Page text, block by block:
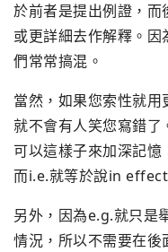
於前者是提出例證，而
或更詳細去作解釋。
們常常搞混。
當然，如果您索性就
就不會有人笑您寫錯了
可以這樣子來加深記
而i.e.就等於說in effect
另外，因為e.g.就只是
情況，所以不需要在